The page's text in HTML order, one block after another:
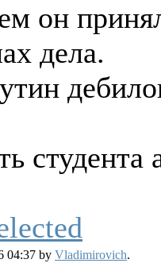
он
дела.
студента
04:37 by Vladimirovich.